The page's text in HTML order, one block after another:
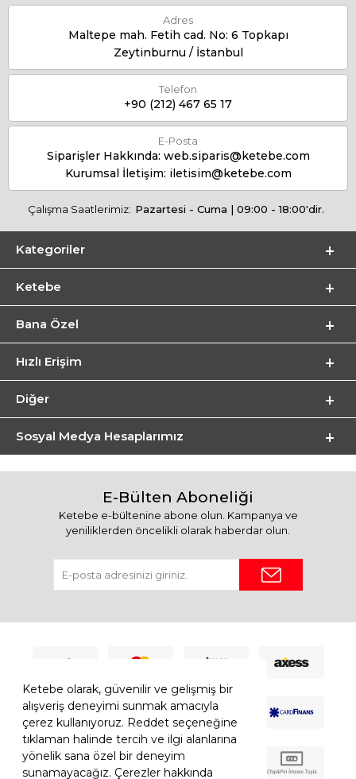
Ketebe olarak, güvenilir ve gelişmiş bir
alışveriş deneyimi sunmak amacıyla
çerez kullanıyoruz. Reddet seçeneğine
tıklaman halinde tercih ve ilgi alanlarına
yönelik sana özel bir deneyim
sunamayacağız. Çerezler hakkında
Adres
Maltepe mah. Fetih cad. No: 6 Topkapı
Zeytinburnu / İstanbul
Telefon
+90 (212) 467 65 17
E-Posta
Siparişler Hakkında: web.siparis@ketebe.com
Kurumsal İletişim: iletisim@ketebe.com
Çalışma Saatlerimiz: Pazartesi - Cuma | 09:00 - 18:00'dir.
Kategoriler
Ketebe
Bana Özel
Hızlı Erişim
Diğer
Sosyal Medya Hesaplarımız
E-Bülten Aboneliği
Ketebe e-bültenine abone olun. Kampanya ve
yeniliklerden öncelikli olarak haberdar olun.